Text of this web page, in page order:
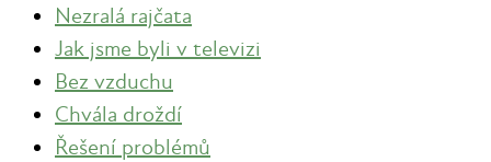
Nezralá rajčata
Jak jsme byli v televizi
Bez vzduchu
Chvála droždí
Řešení problémů